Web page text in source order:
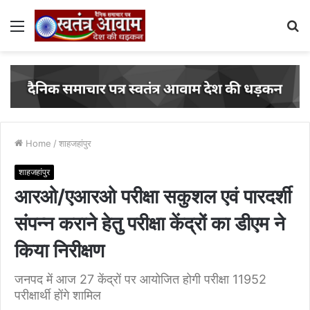
Menu
Home / शाहजहांपुर
शाहजहांपुर
आरओ/एआरओ परीक्षा सकुशल एवं पारदर्शी
संपन्न कराने हेतु परीक्षा केंद्रों का डीएम ने
किया निरीक्षण
जनपद में आज 27 केंद्रों पर आयोजित होगी परीक्षा 11952
परीक्षार्थी होंगे शामिल